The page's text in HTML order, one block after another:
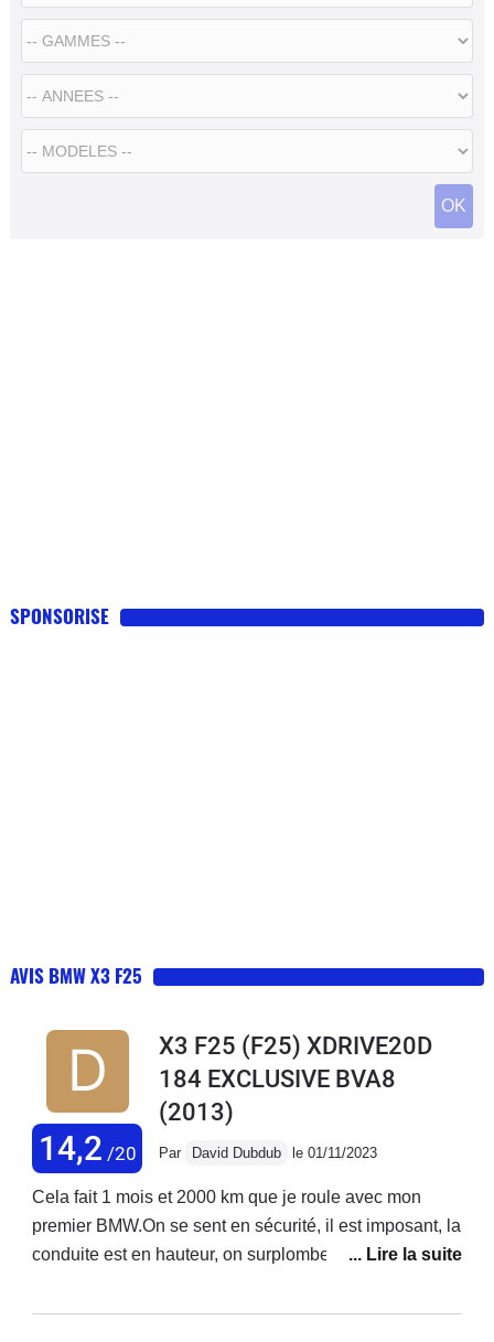
SPONSORISE
AVIS BMW X3 F25
14,2 /20
X3 F25 (F25) XDRIVE20D
184 EXCLUSIVE BVA8
(2013)
Par David Dubdub le 01/11/2023
Cela fait 1 mois et 2000 km que je roule avec mon
premier BMW.On se sent en sécurité, il est imposant, la
conduite est en hauteur, on surplombe la route, les
qualité. Une bonne tenue de route est à surligner